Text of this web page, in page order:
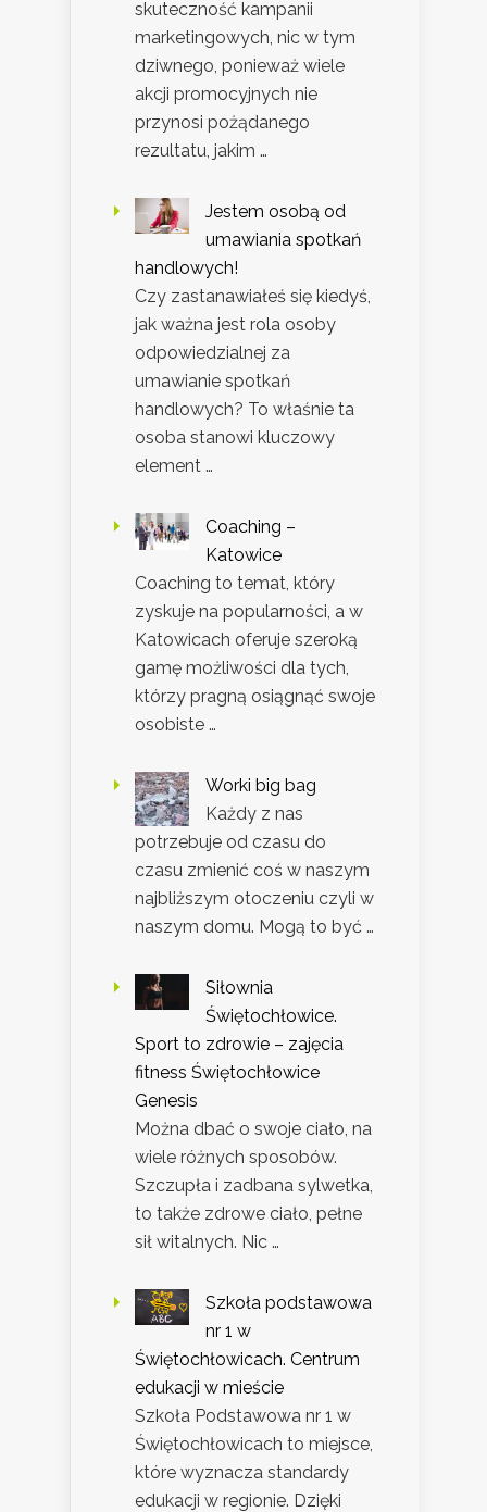
skuteczność kampanii
marketingowych, nic w tym
dziwnego, ponieważ wiele
akcji promocyjnych nie
przynosi pożądanego
rezultatu, jakim …
Jestem osobą od
umawiania spotkań
handlowych!
Czy zastanawiałeś się kiedyś,
jak ważna jest rola osoby
odpowiedzialnej za
umawianie spotkań
handlowych? To właśnie ta
osoba stanowi kluczowy
element …
Coaching –
Katowice
Coaching to temat, który
zyskuje na popularności, a w
Katowicach oferuje szeroką
gamę możliwości dla tych,
którzy pragną osiągnąć swoje
osobiste …
Worki big bag
Każdy z nas
potrzebuje od czasu do
czasu zmienić coś w naszym
najbliższym otoczeniu czyli w
naszym domu. Mogą to być …
Siłownia
Świętochłowice.
Sport to zdrowie – zajęcia
fitness Świętochłowice
Genesis
Można dbać o swoje ciało, na
wiele różnych sposobów.
Szczupła i zadbana sylwetka,
to także zdrowe ciało, pełne
sił witalnych. Nic …
Szkoła podstawowa
nr 1 w
Świętochłowicach. Centrum
edukacji w mieście
Szkoła Podstawowa nr 1 w
Świętochłowicach to miejsce,
które wyznacza standardy
edukacji w regionie. Dzięki